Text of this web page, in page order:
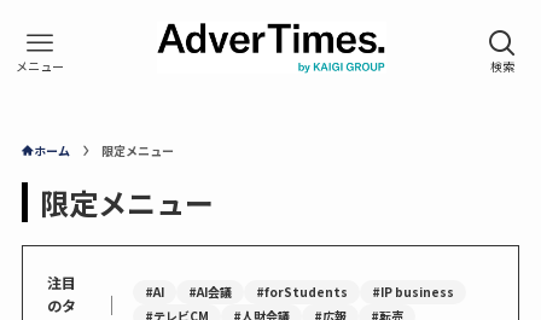
ホーム 限定メニュー
限定メニュー
注目
のタ
｜ #AI #AI会議 #forStudents
#IP business
#テレビCM
#人財会議 #広報 #転売